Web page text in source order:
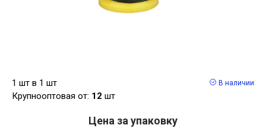
1 шт в 1 шт
Крупнооптовая от: 12 шт
В наличии
Цена за упаковку